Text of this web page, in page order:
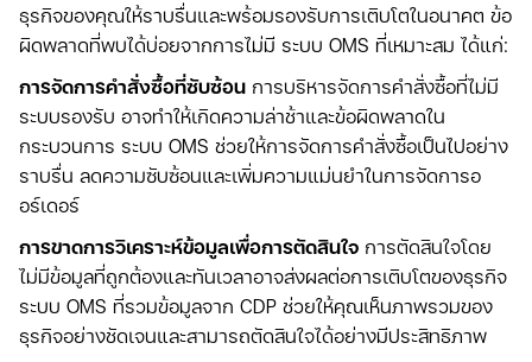
ธุรกิจของคุณให้ราบรื่นและพร้อมรองรับการเติบโตในอนาคต ข้อ
ผิดพลาดที่พบได้บ่อยจากการไม่มี ระบบ OMS ที่เหมาะสม ได้แก่:
การจัดการคำสั่งซื้อที่ซับซ้อน การบริหารจัดการคำสั่งซื้อที่ไม่มี
ระบบรองรับ อาจทำให้เกิดความล่าช้าและข้อผิดพลาดใน
กระบวนการ ระบบ OMS ช่วยให้การจัดการคำสั่งซื้อเป็นไปอย่าง
ราบรื่น ลดความซับซ้อนและเพิ่มความแม่นยำในการจัดการอ
อร์เดอร์
การขาดการวิเคราะห์ข้อมูลเพื่อการตัดสินใจ การตัดสินใจโดย
ไม่มีข้อมูลที่ถูกต้องและทันเวลาอาจส่งผลต่อการเติบโตของธุรกิจ
ระบบ OMS ที่รวมข้อมูลจาก CDP ช่วยให้คุณเห็นภาพรวมของ
ธุรกิจอย่างชัดเจนและสามารถตัดสินใจได้อย่างมีประสิทธิภาพ